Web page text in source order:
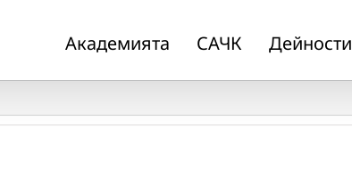
Академията САЧК Дейности